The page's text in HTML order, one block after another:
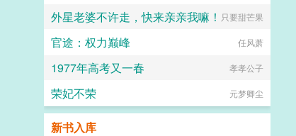
外星老婆不许走，快来亲亲我嘛！ 只要甜芒果
官途：权力巅峰 任风萧
1977年高考又一春 孝孝公子
荣妃不荣 元梦卿尘
新书入库